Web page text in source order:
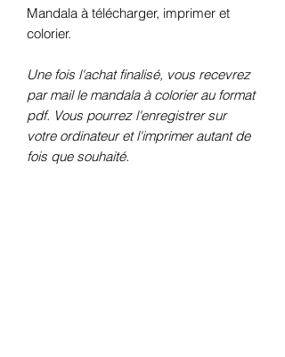
Mandala à télécharger, imprimer et
colorier.
Une fois l'achat finalisé, vous recevrez
par mail le mandala à colorier au format
pdf. Vous pourrez l'enregistrer sur
votre ordinateur et l'imprimer autant de
fois que souhaité.